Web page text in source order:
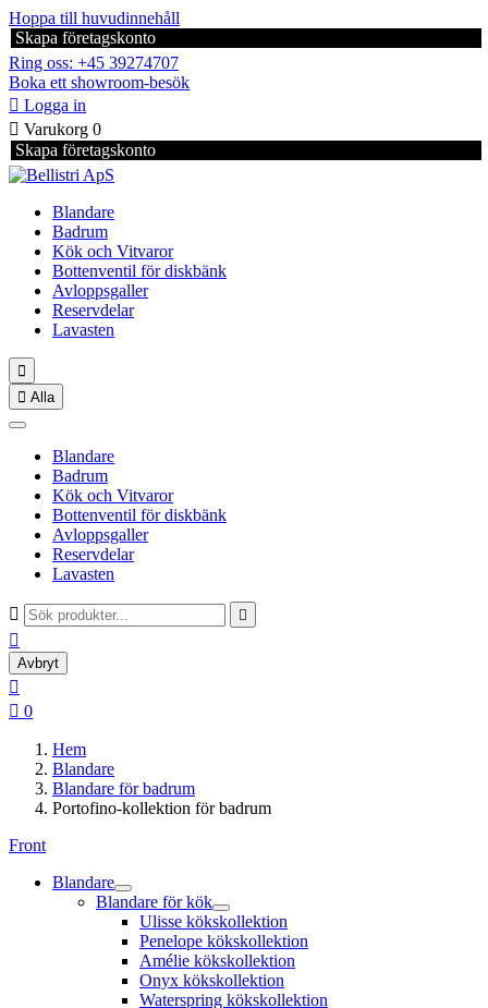
Hoppa till huvudinnehåll
Skapa företagskonto
Ring oss: +45 39274707
Boka ett showroom-besök
 Logga in
 Varukorg 0
Skapa företagskonto
Blandare
Badrum
Kök och Vitvaror
Bottenventil för diskbänk
Avloppsgaller
Reservdelar
Lavasten

 Alla
Blandare
Badrum
Kök och Vitvaror
Bottenventil för diskbänk
Avloppsgaller
Reservdelar
Lavasten
 

Avbryt

 0
Hem
Blandare
Blandare för badrum
Portofino-kollektion för badrum
Front
Blandare
Blandare för kök
Ulisse kökskollektion
Penelope kökskollektion
Amélie kökskollektion
Onyx kökskollektion
Waterspring kökskollektion